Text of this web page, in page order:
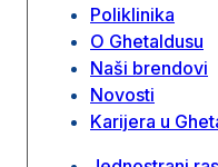
Poliklinika
O Ghetaldusu
Naši brendovi
Novosti
Karijera u